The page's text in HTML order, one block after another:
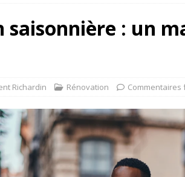
saisonnière : un
Richardin Rénovation Commentaires